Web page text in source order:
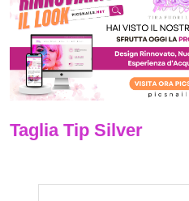
Taglia Tip Silver